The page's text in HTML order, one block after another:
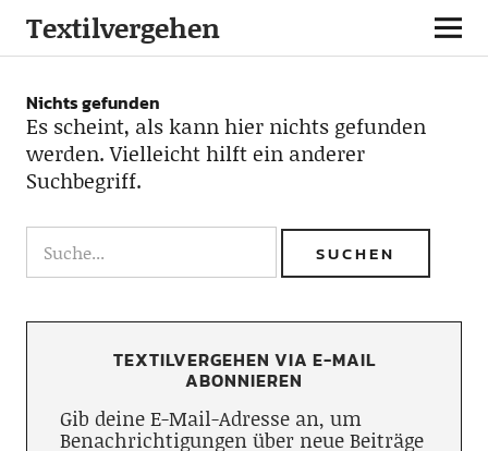
Textilvergehen
Nichts gefunden
Es scheint, als kann hier nichts gefunden
werden. Vielleicht hilft ein anderer
Suchbegriff.
TEXTILVERGEHEN VIA E-MAIL
ABONNIEREN
Gib deine E-Mail-Adresse an, um
Benachrichtigungen über neue Beiträge